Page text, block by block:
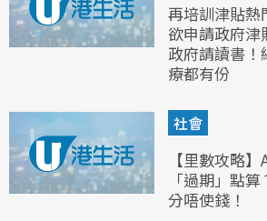
再培訓津貼熱
欲申請政府津
政府請讀書
療都有份
社會
【里數攻略
「過期」點
分唔使錢！